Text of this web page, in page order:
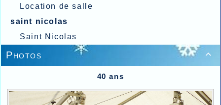
Location de salle
saint nicolas
Saint Nicolas

Photos
40 ans